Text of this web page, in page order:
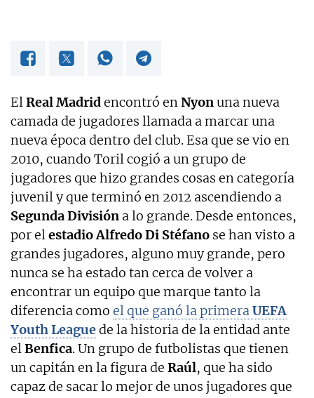
ElReal Madridencontró enNyonuna nueva
camada de jugadores llamada a marcar una
nueva época dentro del club. Esa que se vio en
2010, cuando Toril cogió a un grupo de
jugadores que hizo grandes cosas en categoría
juvenil y que terminó en 2012 ascendiendo a
Segunda División a lo grande. Desde entonces,
por elestadio Alfredo Di Stéfano se han visto a
grandes jugadores, alguno muy grande, pero
nunca se ha estado tan cerca de volver a
encontrar un equipo que marque tanto la
diferencia como el que ganó la primeraUEFA
Youth Leaguede la historia de la entidad ante
elBenfica. Un grupo de futbolistas que tienen
un capitán en la figura de Raúl, que ha sido
capaz de sacar lo mejor de unos jugadores que